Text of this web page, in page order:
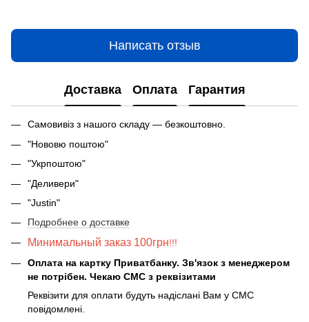
Написать отзыв
Доставка Оплата Гарантия
Самовивіз з нашого складу — безкоштовно.
"Нововю поштою"
"Укрпоштою"
"Деливери"
"Justin"
Подробнее о доставке
Минимальный заказ 100грн!!!
Оплата на картку Приватбанку. Зв'язок з менеджером
не потрібен. Чекаю СМС з реквізитами
Реквізити для оплати будуть надіслані Вам у СМС
повідомлені.